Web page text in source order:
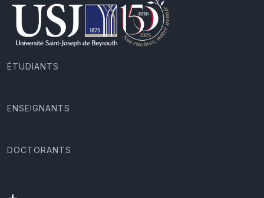
ÉTUDIANTS
ENSEIGNANTS
DOCTORANTS